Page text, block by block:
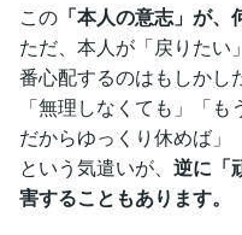
この 「本人の意志」が、
ただ、本人が「戻りたい
番心配するのはもしかし
「無理しなくても」「
だからゆっくり休めば」
という気遣いが、 逆に「
害することもあります。